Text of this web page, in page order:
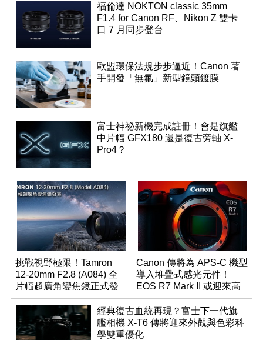
福倫達 NOKTON classic 35mm
F1.4 for Canon RF、Nikon Z 雙卡
口 7 月同步登台
歐盟環保法規步步逼近！Canon 著
手開發「無氟」新型鏡頭鍍膜
富士神祕新機完成註冊！會是旗艦
中片幅 GFX180 還是復古旁軸 X-
Pro4？
挑戰視野極限！Tamron
12-20mm F2.8 (A084) 全
片幅超廣角變焦鏡正式發
表
Canon 傳將為 APS-C 機型
導入堆疊式感光元件！
EOS R7 Mark II 或迎來高
速讀出升級
經典復古血統再現？富士下一代旗
艦相機 X-T6 傳將迎來外觀與色彩科
學雙重優化